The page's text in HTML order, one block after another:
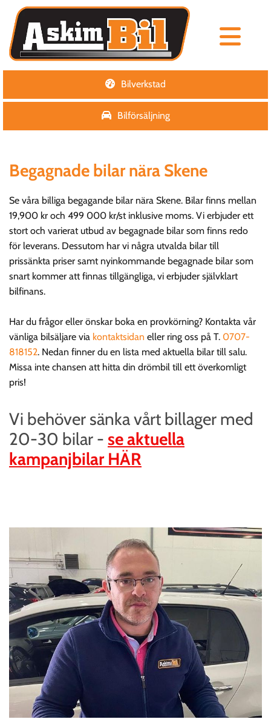
Bilverkstad
Bilförsäljning
Begagnade bilar nära Skene
Se våra billiga begagande bilar nära Skene. Bilar finns mellan
19,900 kr och 499 000 kr/st inklusive moms. Vi erbjuder ett
stort och varierat utbud av begagnade bilar som finns redo
för leverans. Dessutom har vi några utvalda bilar till
prissänkta priser samt nyinkommande begagnade bilar som
snart kommer att finnas tillgängliga, vi erbjuder självklart
bilfinans.
Har du frågor eller önskar boka en provkörning? Kontakta vår
vänliga bilsäljare via kontaktsidan eller ring oss på T. 0707-
818152. Nedan finner du en lista med aktuella bilar till salu.
Missa inte chansen att hitta din drömbil till ett överkomligt
pris!
Vi behöver sänka vårt billager med
20-30 bilar - se aktuella
kampanjbilar HÄR